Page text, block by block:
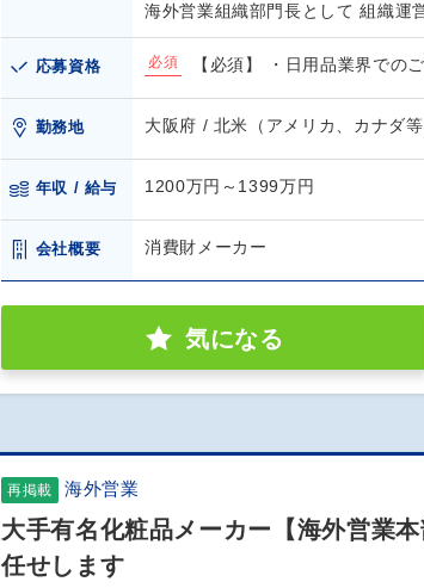
海外営業組織部門長として 組織運
応募資格 必須 【必須】 ・日用品業界での
勤務地 大阪府 / 北米（アメリカ、カナダ等
年収 / 給与 1200万円～1399万円
会社概要 消費財メーカー
気になる
再掲載 海外営業
大手有名化粧品メーカー【海外営業
任せします